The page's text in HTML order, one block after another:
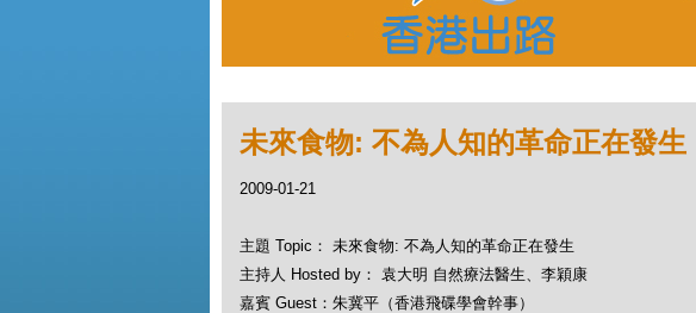
未來食物: 不為人知的革命正在發生
2009-01-21
主題 Topic： 未來食物: 不為人知的革命正在發生
主持人 Hosted by： 袁大明 自然療法醫生、李穎康
嘉賓 Guest：朱冀平（香港飛碟學會幹事）